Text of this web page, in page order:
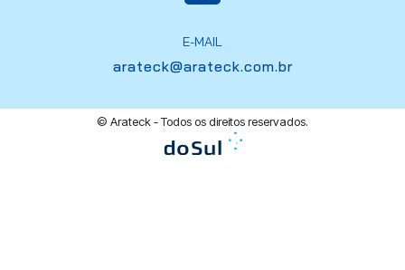
E-MAIL
arateck@arateck.com.br
© Arateck - Todos os direitos reservados.